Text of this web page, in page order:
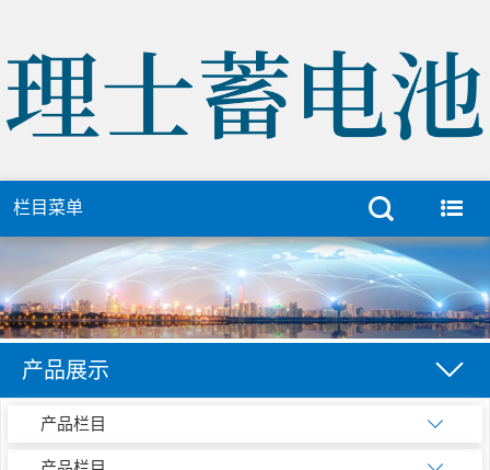
栏目菜单
产品展示
产品栏目